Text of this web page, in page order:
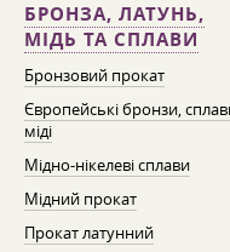
БРОНЗА, ЛАТУНЬ,
МІДЬ ТА СПЛАВИ
Бронзовий прокат
Європейські бронзи,
міді
Мідно-нікелеві сплави
Мідний прокат
Прокат латунний